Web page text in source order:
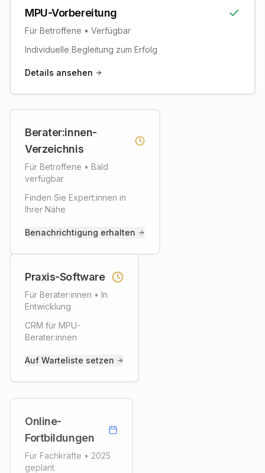
MPU-Vorbereitung
Für Betroffene • Verfügbar
Individuelle Begleitung zum Erfolg
Details ansehen
Berater:innen-
Verzeichnis
Für Betroffene • Bald
verfügbar
Finden Sie Expert:innen in
Ihrer Nähe
Benachrichtigung erhalten
Berater:innen-
Verzeichnis
Bitte tragen Sie sich ein, um
Informationen zu erhalten.
Praxis-Software
Für Berater:innen • In
Entwicklung
CRM für MPU-
Berater:innen
Auf Warteliste setzen
Praxis-Software
Bitte tragen Sie sich ein, um
Informationen zu erhalten.
Benachrichtigung erhalten
Online-
Fortbildungen
Für Fachkräfte • 2025
geplant
Fortbildungen
Bitte tragen Sie sich ein, um
Informationen zu erhalten.